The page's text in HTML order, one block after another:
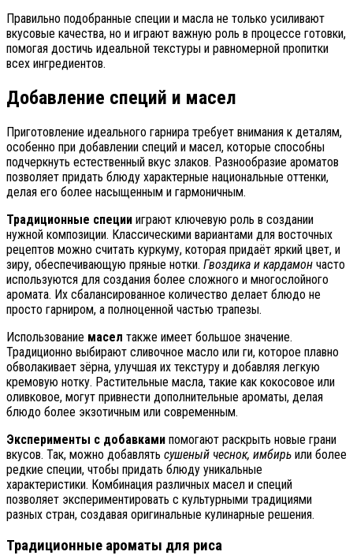
Правильно подобранные специи и масла не только усиливают
вкусовые качества, но и играют важную роль в процессе готовки,
помогая достичь идеальной текстуры и равномерной пропитки
всех ингредиентов.
Добавление специй и масел
Приготовление идеального гарнира требует внимания к деталям,
особенно при добавлении специй и масел, которые способны
подчеркнуть естественный вкус злаков. Разнообразие ароматов
позволяет придать блюду характерные национальные оттенки,
делая его более насыщенным и гармоничным.
Традиционные специи играют ключевую роль в создании
нужной композиции. Классическими вариантами для восточных
рецептов можно считать куркуму, которая придаёт яркий цвет, и
зиру, обеспечивающую пряные нотки. Гвоздика и кардамон часто
используются для создания более сложного и многослойного
аромата. Их сбалансированное количество делает блюдо не
просто гарниром, а полноценной частью трапезы.
Использование масел также имеет большое значение.
Традиционно выбирают сливочное масло или ги, которое плавно
обволакивает зёрна, улучшая их текстуру и добавляя легкую
кремовую нотку. Растительные масла, такие как кокосовое или
оливковое, могут привнести дополнительные ароматы, делая
блюдо более экзотичным или современным.
Эксперименты с добавками помогают раскрыть новые грани
вкусов. Так, можно добавлять сушеный чеснок, имбирь или более
редкие специи, чтобы придать блюду уникальные
характеристики. Комбинация различных масел и специй
позволяет экспериментировать с культурными традициями
разных стран, создавая оригинальные кулинарные решения.
Традиционные ароматы для риса